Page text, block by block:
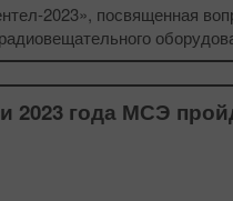
2023», посвященная
года МСЭ